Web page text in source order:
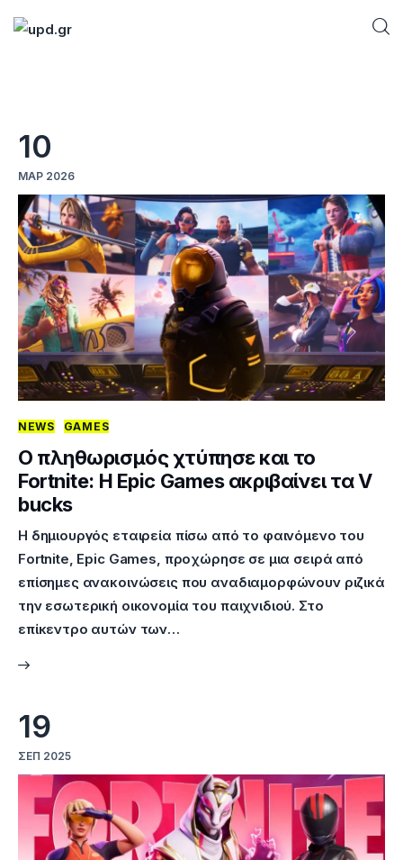
Games
Futuring
AI news
How To
Blog
Επικοινωνία
10
ΜΑΡ 2026
NEWS GAMES
Ο πληθωρισμός χτύπησε και το
Fortnite: H Epic Games ακριβαίνει τα V
bucks
Η δημιουργός εταιρεία πίσω από το φαινόμενο του
Fortnite, Epic Games, προχώρησε σε μια σειρά από
επίσημες ανακοινώσεις που αναδιαμορφώνουν ριζικά
την εσωτερική οικονομία του παιχνιδιού. Στο
επίκεντρο αυτών των…
19
ΣΕΠ 2025